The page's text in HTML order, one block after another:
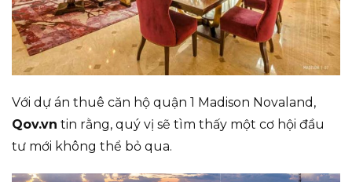
Với dự án thuê căn hộ quận 1 Madison Novaland,
Qov.vn tin rằng, quý vị sẽ tìm thấy một cơ hội đầu
tư mới không thể bỏ qua.